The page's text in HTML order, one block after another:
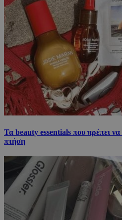
Τα beauty essentials που πρέπει να
πτήση